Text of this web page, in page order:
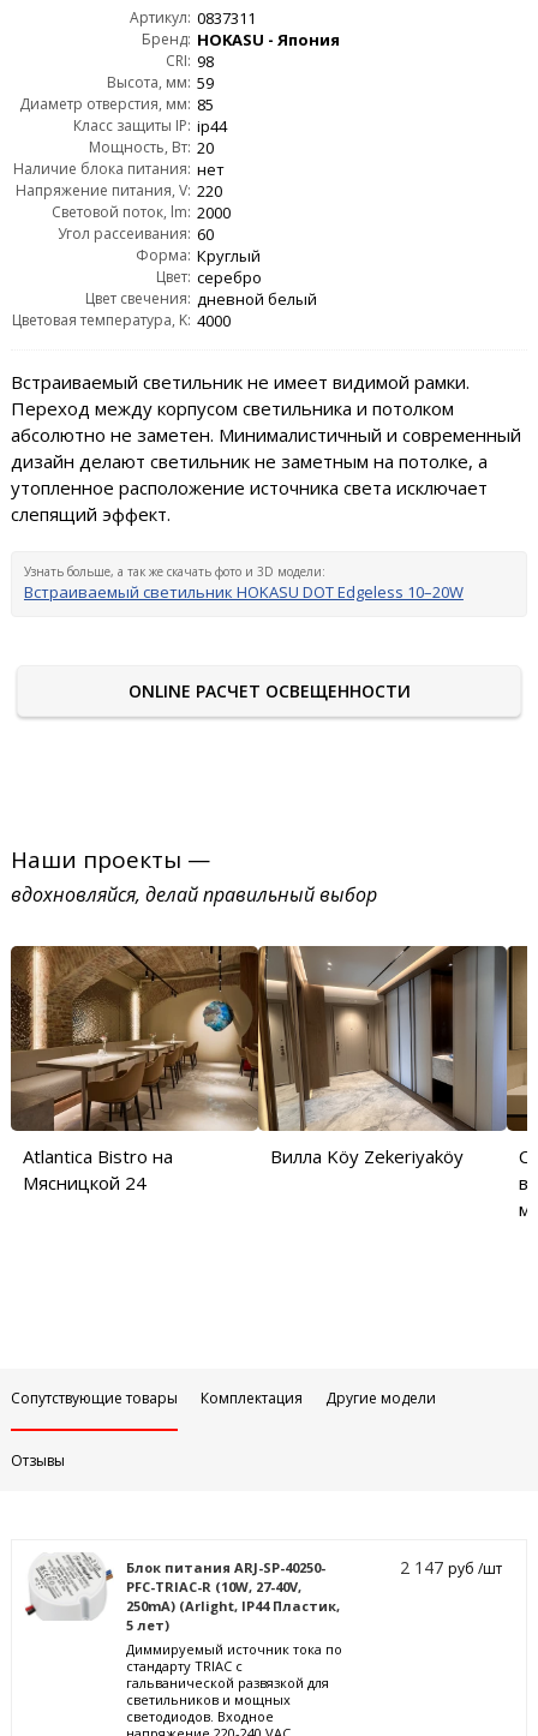
Артикул: 0837311
Бренд: HOKASU - Япония
CRI: 98
Высота, мм: 59
Диаметр отверстия, мм: 85
Класс защиты IP: ip44
Мощность, Вт: 20
Наличие блока питания: нет
Напряжение питания, V: 220
Световой поток, lm: 2000
Угол рассеивания: 60
Форма: Круглый
Цвет: серебро
Цвет свечения: дневной белый
Цветовая температура, K: 4000
Встраиваемый светильник не имеет видимой рамки.
Переход между корпусом светильника и потолком
абсолютно не заметен. Минималистичный и современный
дизайн делают светильник не заметным на потолке, а
утопленное расположение источника света исключает
слепящий эффект.
Узнать больше, а так же скачать фото и 3D модели:
Встраиваемый светильник HOKASU DOT Edgeless 10–20W
ONLINE РАСЧЕТ ОСВЕЩЕННОСТИ
Наши проекты —
вдохновляйся, делай правильный выбор
Atlantica Bistro на
Мясницкой 24
Вилла Köy Zekeriyaköy
Сопутствующие товары Комплектация Другие модели
Отзывы
Блок питания ARJ-SP-40250-
PFC-TRIAC-R (10W, 27-40V,
250mA) (Arlight, IP44 Пластик,
5 лет)
Диммируемый источник тока по
стандарту TRIAC с
гальванической развязкой для
светильников и мощных
светодиодов. Входное
2 147руб /шт